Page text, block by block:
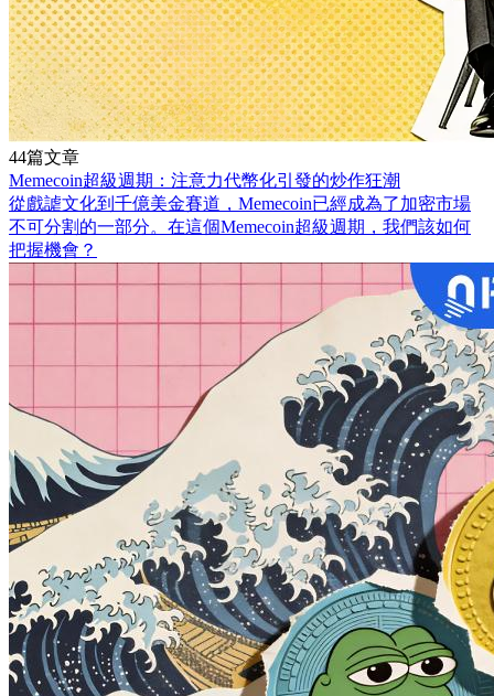
44篇文章
Memecoin超級週期：注意力代幣化引發的炒作狂潮
從戲謔文化到千億美金賽道，Memecoin已經成為了加密市場
不可分割的一部分。在這個Memecoin超級週期，我們該如何
把握機會？